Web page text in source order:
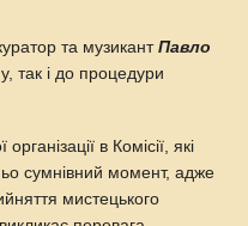
та музикант Павло
так і до процедури
в Комісії, які
сумнівний момент, адже
мистецького